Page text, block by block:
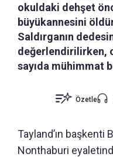
okuldaki dehşet
büyükannesini
Saldırganın
değerlendirilirken,
sayıda mühimmat
Özetle
Tayland’ın başkenti
Nonthaburi